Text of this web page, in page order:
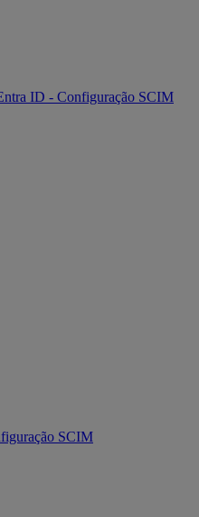
ID - Configuração SCIM
SCIM